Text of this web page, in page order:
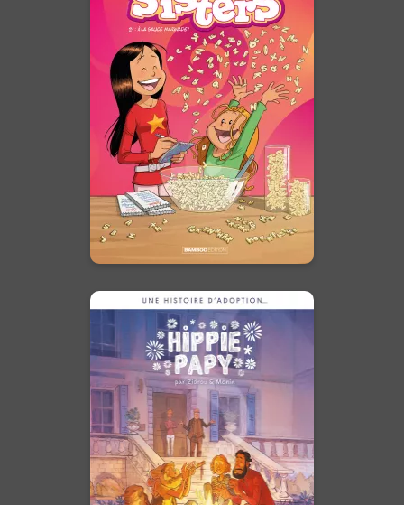
Les Sisters
Tome 21
Date de parution :
28/10/2026
Vous voulez parlez le Marine ?
Wendy vous donne les clés !
En voir +
Une histoire
d'adoption...-
Hippie papy -
Histoire complète
Date de parution :
29/04/2026
Et si le vrai héritage n’était pas
celui du sang, mais celui du
cœur ?